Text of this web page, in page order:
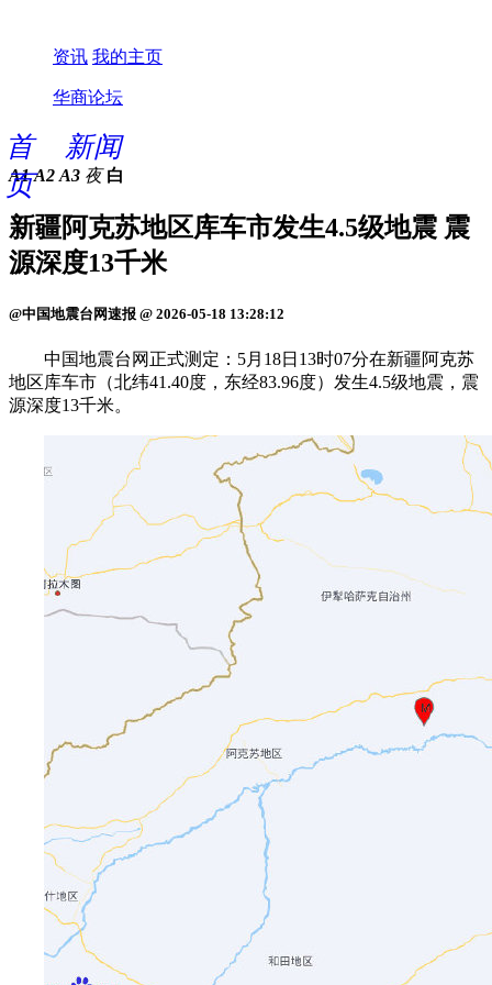
资讯 我的主页
华商论坛
首
页
新闻
A1 A2 A3 夜 白
新疆阿克苏地区库车市发生4.5级地震 震
源深度13千米
@中国地震台网速报 @ 2026-05-18 13:28:12
中国地震台网正式测定：5月18日13时07分在新疆阿克苏
地区库车市（北纬41.40度，东经83.96度）发生4.5级地震，震
源深度13千米。